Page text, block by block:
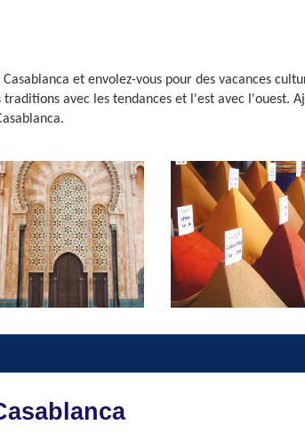
et envolez-vous pour des vacances
avec les tendances et l'est avec l'ouest.